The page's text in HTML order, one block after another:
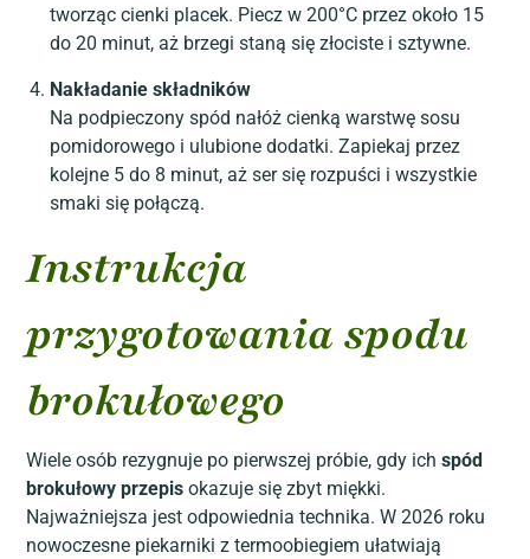
tworząc cienki placek. Piecz w 200°C przez około 15
do 20 minut, aż brzegi staną się złociste i sztywne.
Nakładanie składników
Na podpieczony spód nałóż cienką warstwę sosu
pomidorowego i ulubione dodatki. Zapiekaj przez
kolejne 5 do 8 minut, aż ser się rozpuści i wszystkie
smaki się połączą.
Instrukcja
przygotowania spodu
brokułowego
Wiele osób rezygnuje po pierwszej próbie, gdy ichspód
brokułowy przepis okazuje się zbyt miękki.
Najważniejsza jest odpowiednia technika. W 2026 roku
nowoczesne piekarniki z termoobiegiem ułatwiają